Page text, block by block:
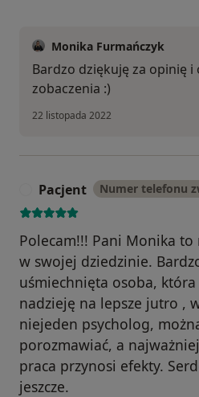
Monika Furmańczyk
Bardzo dziękuję za opinię i
zobaczenia :)
22 listopada 2022
Pacjent Numer telefonu
Polecam!!! Pani Monika
w swojej dziedzinie.
uśmiechnięta osoba, która
nadzieję na lepsze jutro ,
niejeden psycholog,
porozmawiać, a
praca przynosi efekty.
jeszcze.